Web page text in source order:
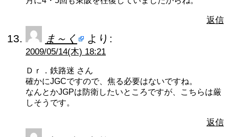
返信
ま～く より:
2009/05/14(木) 18:21
Ｄｒ．鉄路迷 さん
確かにJGCですので、焦る必要はないですね。
なんとかJGPは防衛したいところですが、こちらは厳
しそうです。
返信